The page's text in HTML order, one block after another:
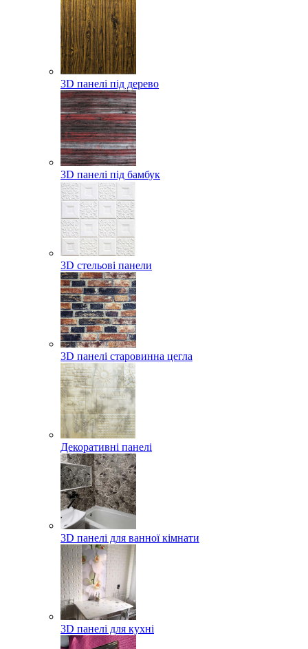
3D панелі під дерево
3D панелі під бамбук
3D стельові панели
3D панелі старовинна цегла
Декоративні панелі
3D панелі для ванної кімнати
3D панелі для кухні